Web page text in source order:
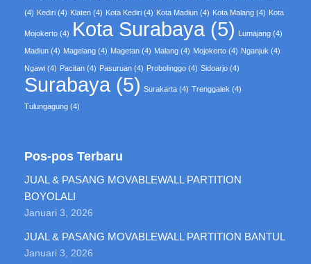
(4) Kediri (4) Klaten (4) Kota Kediri (4) Kota Madiun (4) Kota Malang (4) Kota
Mojokerto (4) Kota Surabaya (5) Lumajang (4)
Madiun (4) Magelang (4) Magetan (4) Malang (4) Mojokerto (4) Nganjuk (4)
Ngawi (4) Pacitan (4) Pasuruan (4) Probolinggo (4) Sidoarjo (4)
Surabaya (5) Surakarta (4) Trenggalek (4)
Tulungagung (4)
Pos-pos Terbaru
JUAL & PASANG MOVABLEWALL PARTITION
BOYOLALI
Januari 3, 2026
JUAL & PASANG MOVABLEWALL PARTITION BANTUL
Januari 3, 2026